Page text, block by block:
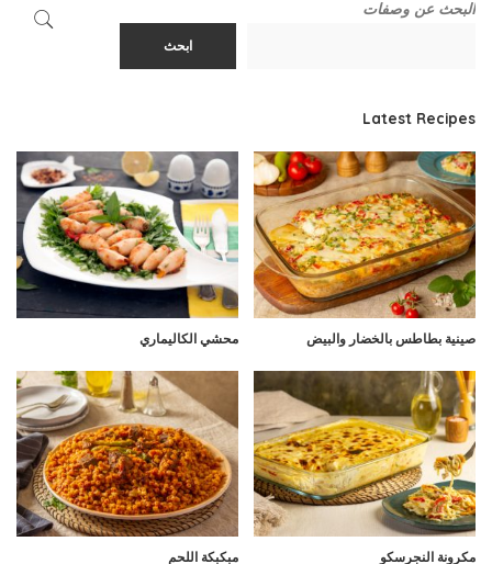
البحث عن وصفات
ابحث
Latest Recipes
صينية بطاطس بالخضار والبيض محشي الكاليماري
مكرونة النجرسكو مبكبكة اللحم